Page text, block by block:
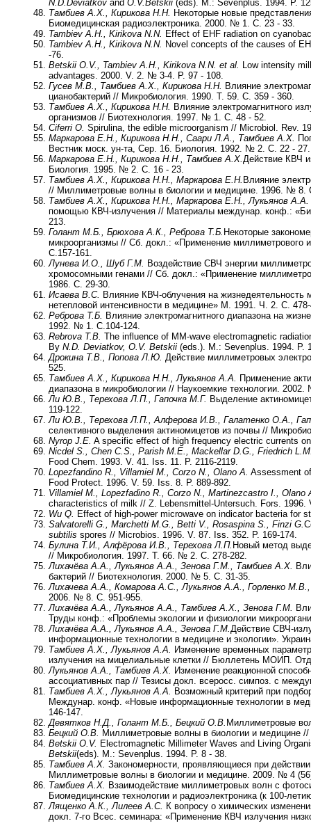
N.D.Deviatkov and O.V.Betskii (eds). M.: Sevenplus. 1994. P.
Тамбиев А.Х., Кирикова Н.Н. Некоторые новые
Биомедицинская радиоэлектроника. 2000. № 1. C. 23 - 33.
Tambiev A.H., Kirikova N.N. Effect of EHF radiation on
Tambiev A.H., Kirikova N.N. Novel concepts of the causes of
-76.
Betskii O.V., Tambiev A.H., Kirikova N.N. et al. Low intensity
advantages. 2000. V. 2. № 3-4. P. 97 - 108.
Гусев М.В., Тамбиев А.Х., Кирикова Н.Н. Влияние
цианобактерий // Микробиология. 1990. Т. 59. С. 359 - 360.
Тамбиев А.Х., Кирикова Н.Н. Влияние электромагнитного
организмов // Биотехнология. 1997. № 1. С. 48 - 52.
Ciferri O. Spirulina, the edible microorganism // Microbiol. Rev.
Маркарова Е.Н., Кирикова Н.Н., Саари Л.А., Тамбиев А.Х.
Вестник моск. ун-та, Сер. 16. Биология. 1992. № 2. С. 22 - 27.
Маркарова Е.Н., Кирикова Н.Н., Тамбиев А.Х.Действие КВЧ
Биология. 1995. № 2. С. 16 - 23.
Тамбиев А.Х., Кирикова Н.Н., Маркарова Е.Н. Влияние
// Миллиметровые волны в биологии и медицине. 1996. № 8.
Тамбиев А.Х., Кирикова Н.Н., Маркарова Е.Н., Лукьянов А.А.
помощью КВЧ-излучения // Материалы междунар. конф.:
213.
Голант М.Б., Брюхова А.К., Реброва Т.Б. Некоторые
микроорганизмы // Сб. докл.: «Применение
С.157-161.
Лунева И.О., Шуб Г.М. Воздействие СВЧ энергии
хромосомными генами // Сб. докл.: «Применение
1986. С. 29-30.
Исаева В.С. Влияние КВЧ-облучения на
нетепловой интенсивности в медицине» М. 1991. Ч. 2. С.
Реброва Т.Б. Влияние электромагнитного диа­пазона на
1992. № 1. С.104-124.
Rebrova T.B. The influence of MM-wave electromagnetic
By N.D. Deviatkov, O.V. Betskii (eds.). M.: Sevenplus. 1994. P.
Дрокина Т.В., Попова Л.Ю. Действие миллиметровых
525.
Тамбиев А.Х., Кирикова Н.Н., Лукьянов А.А. Применение
диапазона в микробиологии // Наукоемкие технологии.
Ли Ю.В., Терехова Л.П., Гапочка М.Г. Выделение
119-122.
Ли Ю.В., Терехова Л.П., Алферова И.В., Галатенко О.А.,
селективного выделения актиномицетов из почвы //
Nyrop J.E. A specific effect of high frequency electric currents
Nicdel S., Chen C.S., Parish M.E., Mackellar D.G., Friedrich
Food Chem. 1993. V. 41. Iss. 11. P. 2116-2119.
Lopezfandino R., Villamiel M., Corzo N., Olano A. Assessment
Food Protect. 1996. V. 59. Iss. 8. P. 889-892.
Villamiel M., Lopezfadino R., Corzo N., Martinezcastro I., Olano
characteristics of milk // Z. Lebensmittel-Untersuch. Fors. 1996.
Wu Q. Effect of high-power microwave on indicator bacteria for
Salvatorelli G., Marchetti M.G., Betti V., Rosaspina S., Finzi G.
subtilis spores // Microbios. 1996. V. 87. Iss. 352. P. 169-174.
Булина Т.И., Алфёрова И.В., Терехова Л.П. Новый метод
// Микробиология. 1997. Т. 66. № 2. С. 278-282.
Лихачёва А.А., Лукьянов А.А., Зенова Г.М., Тамбиев А.Х.
бактерий // Биотехнология. 2000. № 5. С. 31-35.
Лихачева А.А., Комарова А.С., Лукьянов А.А., Горленко
2006. № 8. С. 951-955.
Лихачёва А.А., Лукьянов А.А., Тамбиев А.Х., Зенова Г.М.
Труды конф.: «Проблемы экологии и физиологии
Лихачёва А.А., Лукьянов А.А., Зенова Г.М.Действие СВЧ-
информационные технологии в медицине и экологии».
Тамбиев А.Х., Лукьянов А.А. Изменение временных
излучения на мицелиальные клетки // Бюллетень МОИП.
Лукьянов А.А., Тамбиев А.Х. Изменение реакционной
ассоциативных пар // Тезисы докл. всеросс. симпоз. с
Тамбиев А.Х., Лукьянов А.А. Возможный критерий при
Междунар. конф. «Новые информационные технологии в
146-147.
Девятков Н.Д., Голант М.Б., Бецкий О.В. Миллиметровые
Бецкий О.В. Миллиметровые волны в биоло­гии и медицине
Betskii O.V. Electromagnetic Millimeter Waves and Living
Betskii(eds). M.: Sevenplus. 1994. P. 8 - 38.
Тамбиев А.Х. Закономерности, проявляющиеся при
Миллиметровые волны в биологии и медицине. 2009. № 4
Тамбиев А.Х. Взаимодействие миллиметровых волн с
Биомедицинские технологии и радиоэлектроника (к 100-
Лященко А.К., Лилеев А.С. К вопросу о химических
докл. 7-го Всес. семинара: «Применение КВЧ излучения